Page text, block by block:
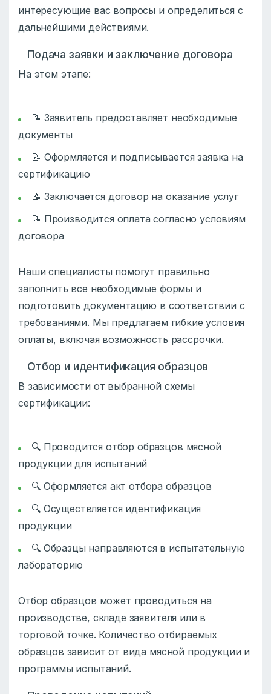
интересующие вас вопросы и определиться с
дальнейшими действиями.
Подача заявки и заключение договора
На этом этапе:
📝 Заявитель предоставляет необходимые
документы
📝 Оформляется и подписывается заявка на
сертификацию
📝 Заключается договор на оказание услуг
📝 Производится оплата согласно условиям
договора
Наши специалисты помогут правильно
заполнить все необходимые формы и
подготовить документацию в соответствии с
требованиями. Мы предлагаем гибкие условия
оплаты, включая возможность рассрочки.
Отбор и идентификация образцов
В зависимости от выбранной схемы
сертификации:
🔍 Проводится отбор образцов мясной
продукции для испытаний
🔍 Оформляется акт отбора образцов
🔍 Осуществляется идентификация
продукции
🔍 Образцы направляются в испытательную
лабораторию
Отбор образцов может проводиться на
производстве, складе заявителя или в
торговой точке. Количество отбираемых
образцов зависит от вида мясной продукции и
программы испытаний.